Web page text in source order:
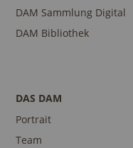
DAM Sammlung Digital
DAM Bibliothek
DAS DAM
Portrait
Team